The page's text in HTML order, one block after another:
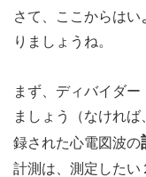
さて、ここからは
りましょうね。
まず、ディバイダ
ましょう（なけれ
録された心電図波の
計測は、測定したい